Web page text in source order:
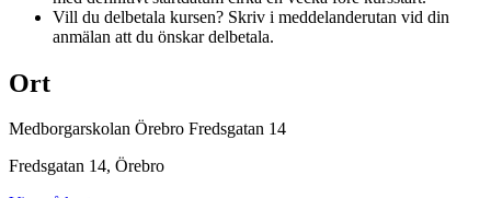
Vill du delbetala kursen? Skriv i meddelanderutan vid din
anmälan att du önskar delbetala.
Ort
Medborgarskolan Örebro Fredsgatan 14
Fredsgatan 14, Örebro